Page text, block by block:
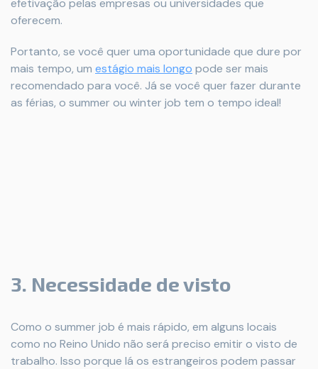
efetivação pelas empresas ou universidades que
oferecem.
Portanto, se você quer uma oportunidade que dure por
mais tempo, um estágio mais longo pode ser mais
recomendado para você. Já se você quer fazer durante
as férias, o summer ou winter job tem o tempo ideal!
3. Necessidade de visto
Como o summer job é mais rápido, em alguns locais
como no Reino Unido não será preciso emitir o visto de
trabalho. Isso porque lá os estrangeiros podem passar